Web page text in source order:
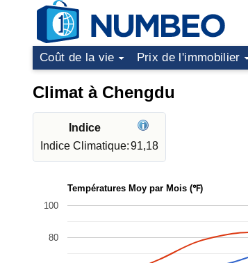
Coût de la vie Prix de l'immobilier
Climat à Chengdu
Indice
Indice Climatique:91,18
Températures Moy par Mois (℉)
80
100